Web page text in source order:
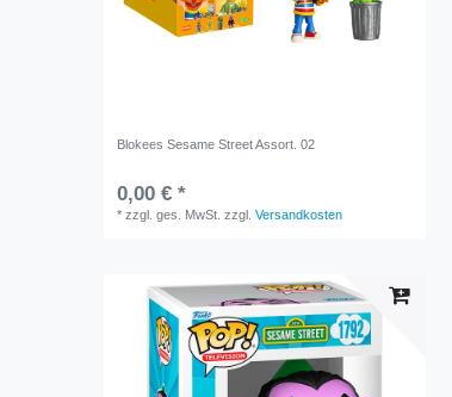
Blokees Sesame Street Assort. 02
0,00 € *
*zzgl. ges. MwSt. zzgl.Versandkosten